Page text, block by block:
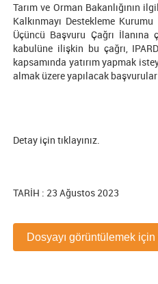
Tarım ve Orman Bakanlığının
Kalkınmayı Destekleme
Üçüncü Başvuru Çağrı İlanına
kabulüne ilişkin bu çağrı,
kapsamında yatırım yapmak
almak üzere yapılacak
Detay için tıklayınız.
TARİH : 23 Ağustos 2023
Dosyayı görüntülemek için